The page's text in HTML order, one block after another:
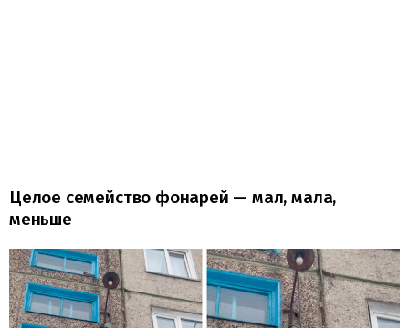
Целое семейство фонарей — мал, мала,
меньше